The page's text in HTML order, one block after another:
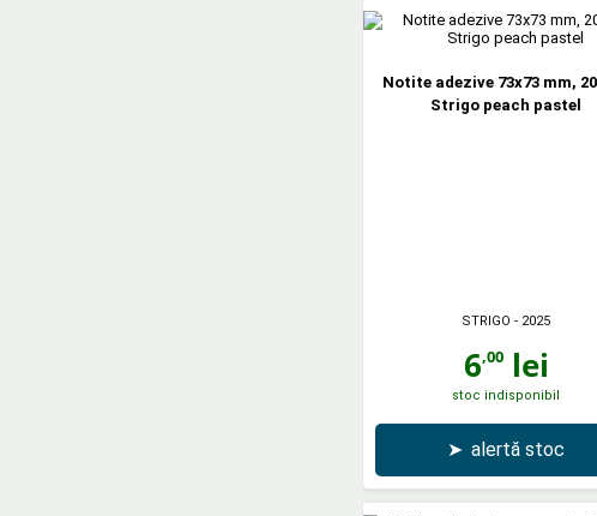
Notite adezive 73x73 mm,
Strigo peach pastel
STRIGO - 2025
6,00lei
stoc indisponibil
➤ alertă stoc